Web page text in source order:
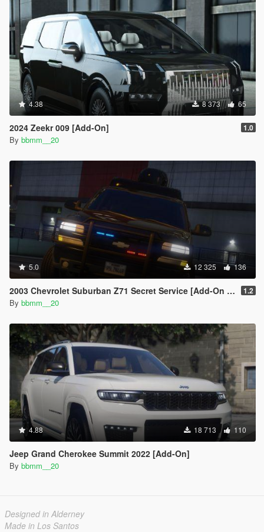
4.38 8 373 65
2024 Zeekr 009 [Add-On] 1.0
By bbmm__20
5.0 12 325 136
2003 Chevrolet Suburban Z71 Secret Service [Add-On | Unlocked] 1.2
By bbmm__20
4.88 18 713 110
Jeep Grand Cherokee Summit 2022 [Add-On]
By bbmm__20
Designed in Alderney
Made in Los Santos